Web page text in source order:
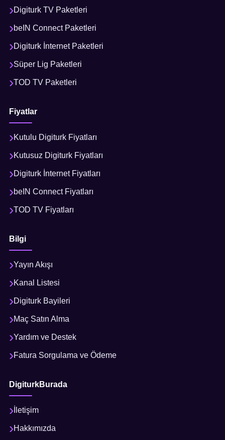
Digiturk TV Paketleri
beIN Connect Paketleri
Digiturk İnternet Paketleri
Süper Lig Paketleri
TOD TV Paketleri
Fiyatlar
Kutulu Digiturk Fiyatları
Kutusuz Digiturk Fiyatları
Digiturk İnternet Fiyatları
beIN Connect Fiyatları
TOD TV Fiyatları
Bilgi
Yayın Akışı
Kanal Listesi
Digiturk Bayileri
Maç Satın Alma
Yardım ve Destek
Fatura Sorgulama ve Ödeme
DigiturkBurada
İletişim
Hakkımızda